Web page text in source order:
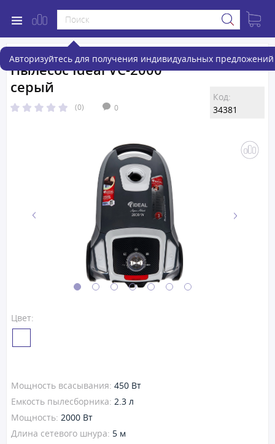
Авторизуйтесь для получения индивидуальных предложений
Пылесос Ideal VC-2000
серый
(0) 0
Код:
34381
Цвет:
Мощность всасывания: 450 Вт
Емкость пылесборника: 2.3 л
Мощность: 2000 Вт
Длина сетевого шнура: 5 м